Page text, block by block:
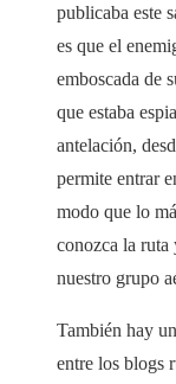
publicaba este
es que el
emboscada de
que estaba
antelación,
permite entrar
modo que lo
conozca la ruta
nuestro grupo
También hay
entre los blogs